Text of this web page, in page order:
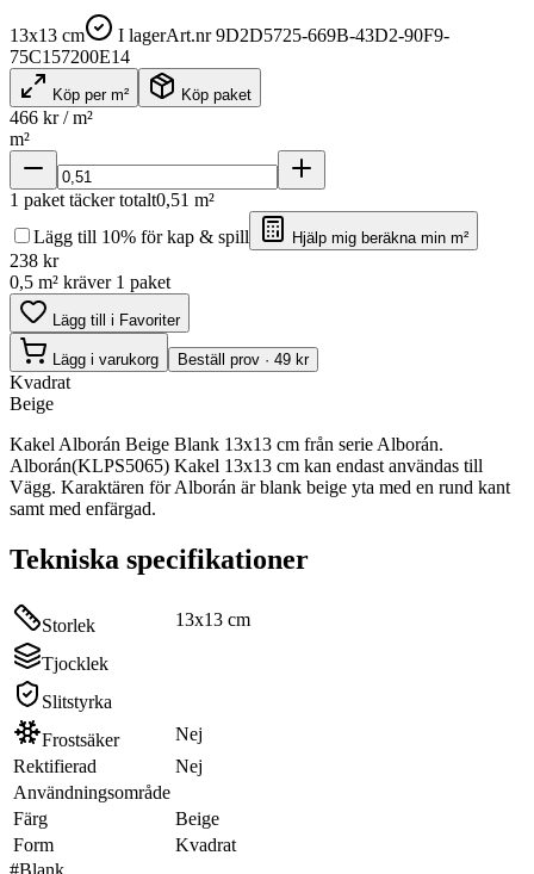
13x13 cm I lagerArt.nr9D2D5725-669B-43D2-90F9-
75C157200E14
Köp per m² Köp paket
466 kr / m²
m²
1 paket täcker totalt0,51 m²
Lägg till 10% för kap & spill
Hjälp mig beräkna min m²
238 kr
0,5 m² kräver 1 paket
Lägg till i Favoriter
Lägg i varukorg Beställ prov · 49 kr
Kvadrat
Beige
Kakel Alborán Beige Blank 13x13 cm från serie Alborán.
Alborán(KLPS5065) Kakel 13x13 cm kan endast användas till
Vägg. Karaktären för Alborán är blank beige yta med en rund kant
samt med enfärgad.
Tekniska specifikationer
Storlek 13x13 cm
Tjocklek
Slitstyrka
Frostsäker
Nej
Rektifierad
Nej
Användningsområde
Färg
Beige
Form
Kvadrat
#Blank